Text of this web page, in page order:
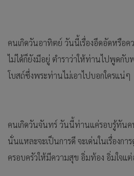
คนเกิดวันอาทิตย์ วันนี้เรื่องอึดอัดหรือค
ไม่ได้ก็ยังมีอยู่ ตำราว่าให้ท่านไปพูดกั
โบสถ์ซึ่งพระท่านไม่เอาไปบอกใครแน่ๆ
คนเกิดวันจันทร์ วันนี้ท่านแค่รอบรู้ทันค
นั่นแหละจะเป็นการดี จะเด่นในเรื่องกา
ครอบครัวให้มีความสุข อิ่มท้อง อิ่มใจแ